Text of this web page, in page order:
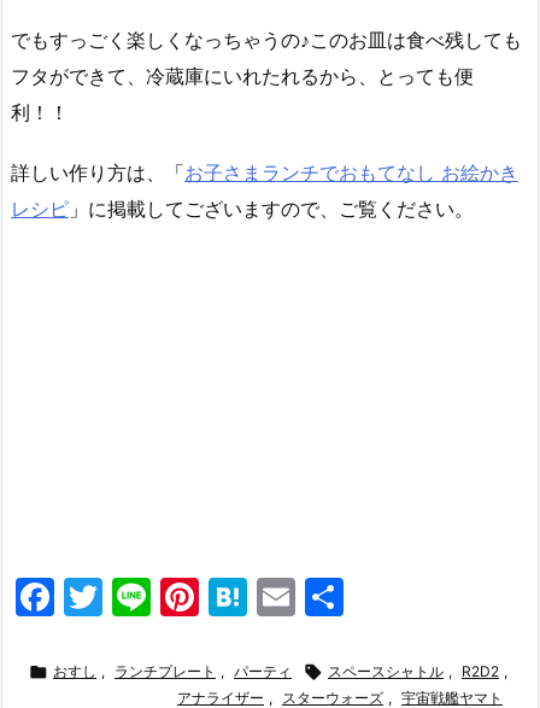
でもすっごく楽しくなっちゃうの♪このお皿は食べ残しても
フタができて、冷蔵庫にいれたれるから、とっても便
利！！
詳しい作り方は、「お子さまランチでおもてなし お絵かき
レシピ 」に掲載してございますので、ご覧ください。
F
c
T
itt
Li
e
Pi
er
H
e
E
ai
 おすし , ランチプレート , パーティ  スペースシャトル , R2D2 ,
アナライザー , スターウォーズ , 宇宙戦艦ヤマト